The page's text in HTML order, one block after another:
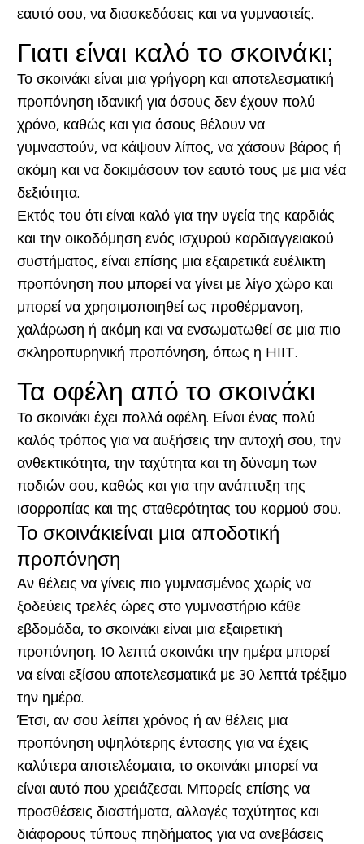
εαυτό σου, να διασκεδάσεις και να γυμναστείς.
Γιατι είναι καλό το σκοινάκι;
Το σκοινάκι είναι μια γρήγορη και αποτελεσματική
προπόνηση ιδανική για όσους δεν έχουν πολύ
χρόνο, καθώς και για όσους θέλουν να
γυμναστούν, να κάψουν λίπος, να χάσουν βάρος ή
ακόμη και να δοκιμάσουν τον εαυτό τους με μια νέα
δεξιότητα.
Εκτός του ότι είναι καλό για την υγεία της καρδιάς
και την οικοδόμηση ενός ισχυρού καρδιαγγειακού
συστήματος, είναι επίσης μια εξαιρετικά ευέλικτη
προπόνηση που μπορεί να γίνει με λίγο χώρο και
μπορεί να χρησιμοποιηθεί ως προθέρμανση,
χαλάρωση ή ακόμη και να ενσωματωθεί σε μια πιο
σκληροπυρηνική προπόνηση, όπως η HIIT.
Τα οφέλη από το σκοινάκι
Το σκοινάκι έχει πολλά οφέλη. Είναι ένας πολύ
καλός τρόπος για να αυξήσεις την αντοχή σου, την
ανθεκτικότητα, την ταχύτητα και τη δύναμη των
ποδιών σου, καθώς και για την ανάπτυξη της
ισορροπίας και της σταθερότητας του κορμού σου.
Το σκοινάκιείναι μια αποδοτική
προπόνηση
Αν θέλεις να γίνεις πιο γυμνασμένος χωρίς να
ξοδεύεις τρελές ώρες στο γυμναστήριο κάθε
εβδομάδα, το σκοινάκι είναι μια εξαιρετική
προπόνηση. 10 λεπτά σκοινάκι την ημέρα μπορεί
να είναι εξίσου αποτελεσματικά με 30 λεπτά τρέξιμο
την ημέρα.
Έτσι, αν σου λείπει χρόνος ή αν θέλεις μια
προπόνηση υψηλότερης έντασης για να έχεις
καλύτερα αποτελέσματα, το σκοινάκι μπορεί να
είναι αυτό που χρειάζεσαι. Μπορείς επίσης να
προσθέσεις διαστήματα, αλλαγές ταχύτητας και
διάφορους τύπους πηδήματος για να ανεβάσεις